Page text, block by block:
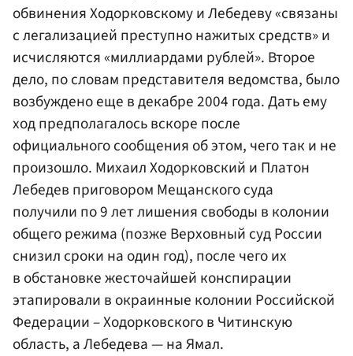
обвинения Ходорковскому и Лебедеву «связаны
с легализацией преступно нажитых средств» и
исчисляются «миллиардами рублей». Второе
дело, по словам представителя ведомства, было
возбуждено еще в декабре 2004 года. Дать ему
ход предполагалось вскоре после
официального сообщения об этом, чего так и не
произошло. Михаил Ходорковский и Платон
Лебедев приговором Мещанского суда
получили по 9 лет лишения свободы в колонии
общего режима (позже Верховный суд России
снизил сроки на один год), после чего их
в обстановке жесточайшей конспирации
этапировали в окраинные колонии Российской
Федерации – Ходорковского в Читинскую
область, а Лебедева — на Ямал.